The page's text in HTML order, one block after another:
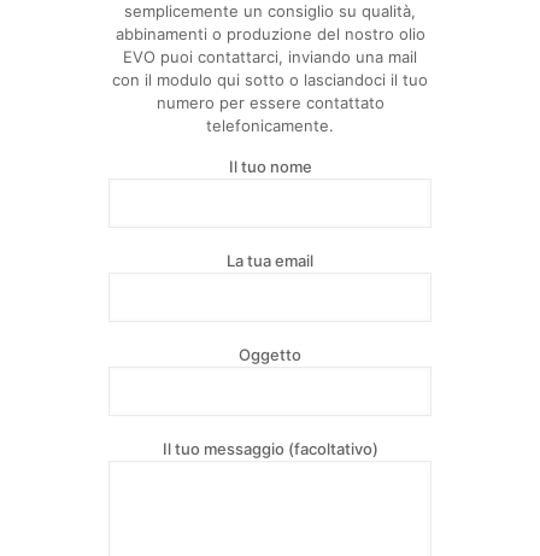
semplicemente un consiglio su qualità,
abbinamenti o produzione del nostro olio
EVO puoi contattarci, inviando una mail
con il modulo qui sotto o lasciandoci il tuo
numero per essere contattato
telefonicamente.
Il tuo nome
La tua email
Oggetto
Il tuo messaggio (facoltativo)